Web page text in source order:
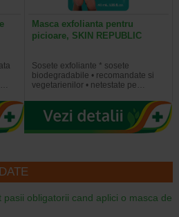
Masca exfolianta pentru
picioare, SKIN REPUBLIC
Sosete exfoliante * sosete
biodegradabile • recomandate si
vegetarienilor • netestate pe…
pasii obligatorii cand aplici o masca de